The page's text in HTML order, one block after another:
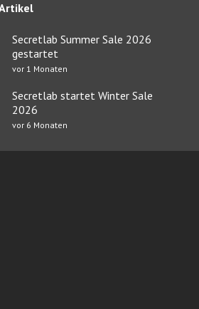
Secretlab Summer Sale 2026
gestartet
vor 1 Monaten
Secretlab startet Winter Sale
2026
vor 6 Monaten